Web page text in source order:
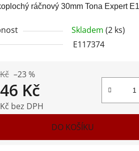
ráčnový 30mm Tona Expert
Skladem (2 ks)
E117374
–23 %
Kč
bez DPH
DO KOŠÍKU